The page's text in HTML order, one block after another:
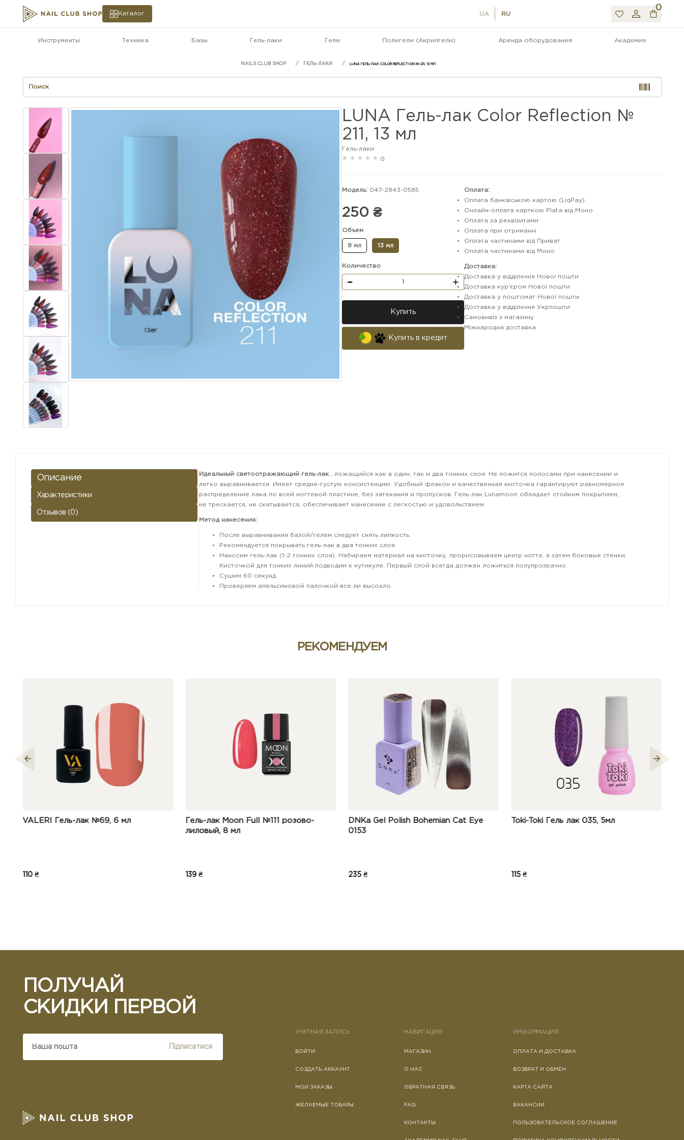
Каталог UA RU
0
Инструменты Техника Базы Гель-лаки Гели Полигели (Акрилгели) Аренда оборудования Академия
ГЕЛЬ-ЛАКИ LUNA ГЕЛЬ-ЛАК COLOR REFLECTION № 211, 13 МЛ
LUNA Гель-лак Color Reflection №
211, 13 мл
Гель-лаки
0
Модель: 047-2843-0585
250 ₴
Объем
8 мл 13 мл
Количество
Купить
Купить в кредит
Оплата:
Оплата банківською картою (LiqPay)
Онлайн-оплата карткою Plata від Моно
Оплата за реквізитами
Оплата при отриманні
Оплата частинами від Приват
Оплата частинами від Моно
Доставка:
Доставка у відділення Нової пошти
Доставка кур'єром Нової пошти
Доставка у поштомат Нової пошти
Доставка у відділення Укрпошти
Самовивіз з магазину
Міжнародна доставка
Описание
Характеристики
Отзывов (0)
Идеальный светоотражающий гель-лак, ложащийся как в один, так и два тонких слоя. Не ложится полосами при нанесении и
легко выравнивается. Имеет средне-густую консистенцию. Удобный флакон и качественная кисточка гарантируют равномерное
распределение лака по всей ногтевой пластине, без затекания и пропусков. Гель-лак Lunamoon обладает стойким покрытием,
не трескается, не скатывается, обеспечивает нанесение с легкостью и удовольствием.
Метод нанесения:
После выравнивания базой/гелем следует снять липкость.
Рекомендуется покрывать гель-лак в два тонких слоя.
Наносим гель-лак (1-2 тонких слоя). Набираем материал на кисточку, прорисовываем центр ногтя, а затем боковые стенки.
Кисточкой для тонких линий подводим к кутикуле. Первый слой всегда должен ложиться полупрозрачно.
Сушим 60 секунд.
Проверяем апельсиновой палочкой все ли высохло.
РЕКОМЕНДУЕМ
Гель-лак Moon Full №111 розово-
DNKa Gel Polish Bohemian Cat Eye
0153
Toki-Toki Гель лак 035, 5мл Гель-лак JOIA vegan 012, 6 мл
ПОЛУЧАЙ
СКИДКИ ПЕРВОЙ
Підписатися
УЧЕТНАЯ ЗАПИСЬ
ВОЙТИ
СОЗДАТЬ АККАУНТ
МОИ ЗАКАЗЫ
ЖЕЛАЕМЫЕ ТОВАРЫ
НАВИГАЦИЯ
МАГАЗИН
О НАС
ОБРАТНАЯ СВЯЗЬ
FAQ
КОНТАКТЫ
ИНФОРМАЦИЯ
ОПЛАТА И ДОСТАВКА
ВОЗВРАТ И ОБМЕН
КАРТА САЙТА
ВАКАНСИИ
ПОЛЬЗОВАТЕЛЬСКОЕ СОГЛАШЕНИЕ